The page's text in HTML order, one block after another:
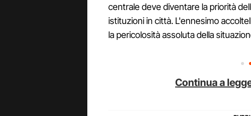
centrale deve diventare la priorità
istituzioni in città. L'ennesimo
la pericolosità assoluta della
Continua a